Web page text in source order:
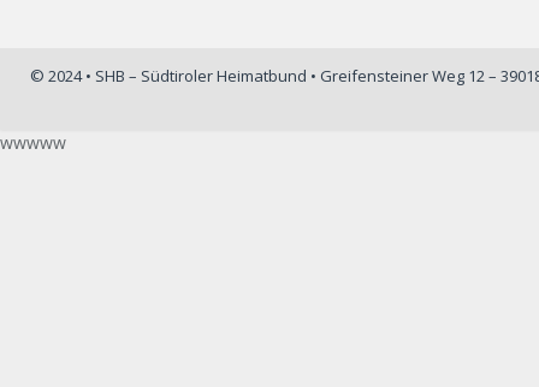
© 2024 • SHB – Südtiroler Heimatbund • Greifensteiner Weg 12 –
wwwww